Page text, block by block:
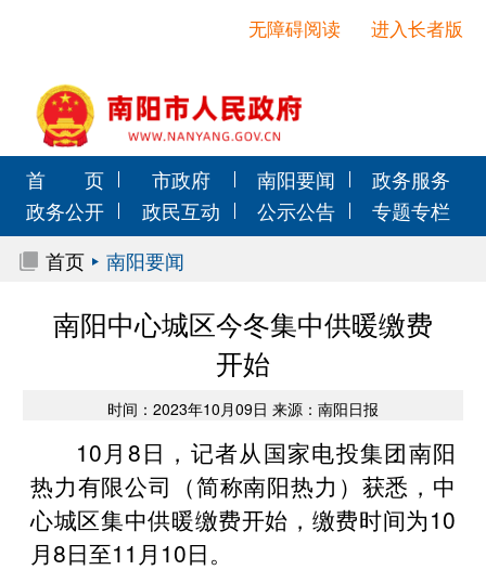
进入长者版
无障碍阅读
首 页 市政府 南阳要闻
政务服务
政务公开
政民互动 公示公告
专题专栏
首页
南阳要闻
南阳中心城区今冬集中供暖缴费
开始
时间：2023年10月09日 来源：南阳日报
10月8日，记者从国家电投集团南阳
热力有限公司（简称南阳热力）获悉，中
心城区集中供暖缴费开始，缴费时间为10
月8日至11月10日。